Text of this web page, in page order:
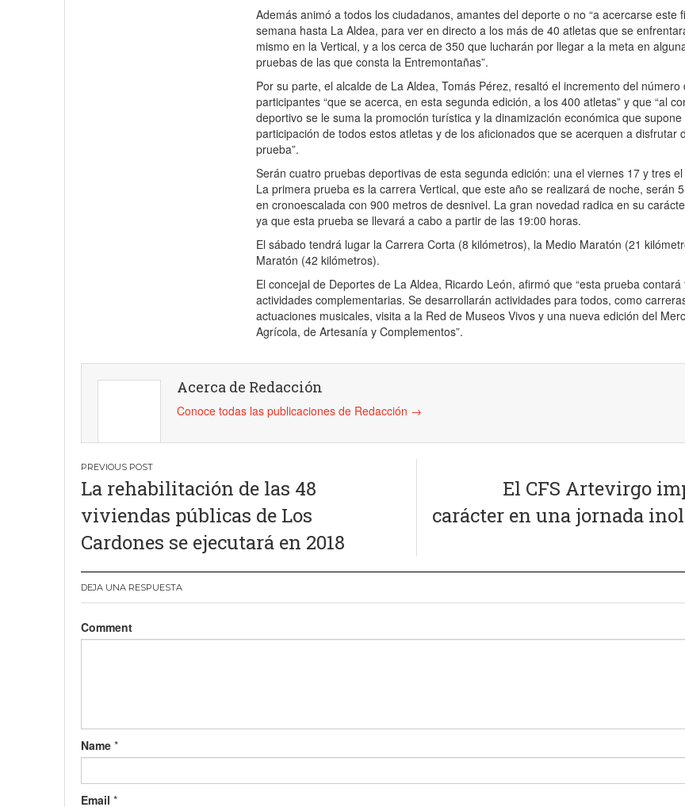
Además animó a todos los ciudadanos, amantes del deporte o no “a acercarse este
semana hasta La Aldea, para ver en directo a los más de 40 atletas que se
mismo en la Vertical, y a los cerca de 350 que lucharán por llegar a la meta en
pruebas de las que consta la Entremontañas”.
Por su parte, el alcalde de La Aldea, Tomás Pérez, resaltó el incremento del número
participantes “que se acerca, en esta segunda edición, a los 400 atletas” y que “al
deportivo se le suma la promoción turística y la dinamización económica que supone
participación de todos estos atletas y de los aficionados que se acerquen a disfrutar
prueba”.
Serán cuatro pruebas deportivas de esta segunda edición: una el viernes 17 y tres
La primera prueba es la carrera Vertical, que este año se realizará de noche, serán
en cronoescalada con 900 metros de desnivel. La gran novedad radica en su
ya que esta prueba se llevará a cabo a partir de las 19:00 horas.
El sábado tendrá lugar la Carrera Corta (8 kilómetros), la Medio Maratón (21
Maratón (42 kilómetros).
El concejal de Deportes de La Aldea, Ricardo León, afirmó que “esta prueba contará
actividades complementarias. Se desarrollarán actividades para todos, como
actuaciones musicales, visita a la Red de Museos Vivos y una nueva edición del
Agrícola, de Artesanía y Complementos”.
Acerca de Redacción
Conoce todas las publicaciones de Redacción →
Navegación
de
entradas
La rehabilitación de las 48
viviendas públicas de Los
Cardones se ejecutará en 2018
El CFS Artevirgo
carácter en una jornada
DEJA UNA RESPUESTA
Comment
Name *
Email *